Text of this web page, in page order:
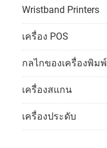
Wristband Printers
เครื่อง POS
กลไกของเครื่องพิมพ์
เครื่องสแกน
เครื่องประดับ